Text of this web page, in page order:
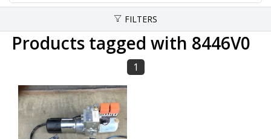
FILTERS
Products tagged with 8446V0
1